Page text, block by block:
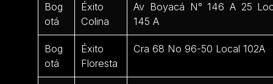
Bog
otá
Éxito
Colina
Av Boyacá N° 146 A 25
145 A
Bog
otá
Éxito
Floresta
Cra 68 No 96-50 Local 102A